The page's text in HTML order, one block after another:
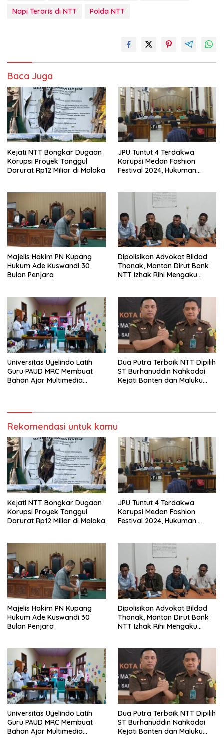
Napi Teroris di NTT Polda NTT
Baca Juga
Kejati NTT Bongkar Dugaan
Korupsi Proyek Tanggul
Darurat Rp12 Miliar di Malaka
JPU Tuntut 4 Terdakwa
Korupsi Medan Fashion
Festival 2024, Hukuman
Majelis Hakim PN Kupang
Hukum Ade Kuswandi 30
Bulan Penjara
Dipolisikan Advokat Bildad
Thonak, Mantan Dirut Bank
NTT Izhak Rihi Mengaku
Universitas Uyelindo Latih
Guru PAUD MRC Membuat
Bahan Ajar Multimedia
Dua Putra Terbaik NTT Dipilih
ST Burhanuddin Nahkodai
Kejati Banten dan Maluku
Rekomendasi untuk kamu
Kejati NTT Bongkar Dugaan
Korupsi Proyek Tanggul
Darurat Rp12 Miliar di Malaka
JPU Tuntut 4 Terdakwa
Korupsi Medan Fashion
Festival 2024, Hukuman
Majelis Hakim PN Kupang
Hukum Ade Kuswandi 30
Bulan Penjara
Dipolisikan Advokat Bildad
Thonak, Mantan Dirut Bank
NTT Izhak Rihi Mengaku
Universitas Uyelindo Latih
Guru PAUD MRC Membuat
Bahan Ajar Multimedia
Dua Putra Terbaik NTT Dipilih
ST Burhanuddin Nahkodai
Kejati Banten dan Maluku